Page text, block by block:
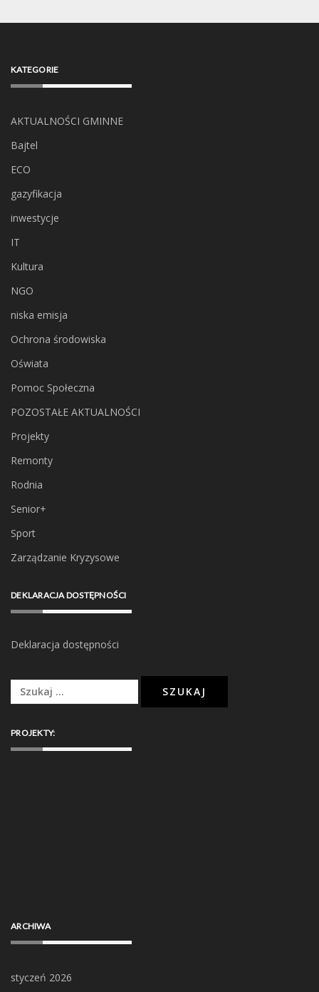
KATEGORIE
AKTUALNOŚCI GMINNE
Bajtel
ECO
gazyfikacja
inwestycje
IT
Kultura
NGO
niska emisja
Ochrona środowiska
Oświata
Pomoc Społeczna
POZOSTAŁE AKTUALNOŚCI
Projekty
Remonty
Rodnia
Senior+
Sport
Zarządzanie Kryzysowe
DEKLARACJA DOSTĘPNOŚCI
Deklaracja dostępności
Szukaj:
PROJEKTY:
ARCHIWA
styczeń 2026